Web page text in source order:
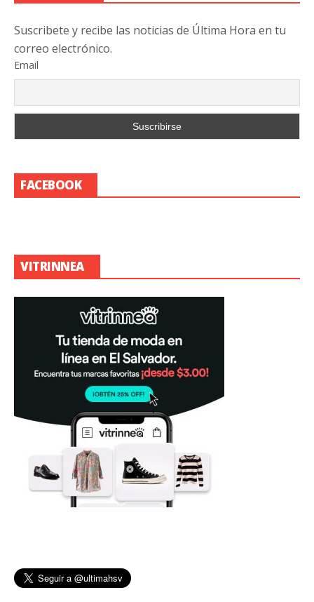
Suscribete y recibe las noticias de Última Hora en tu
correo electrónico.
Email
FACEBOOK
VITRINNEA